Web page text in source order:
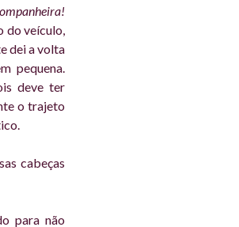
do veículo,
dei a volta
pequena.
deve ter
o trajeto
cabeças
para não